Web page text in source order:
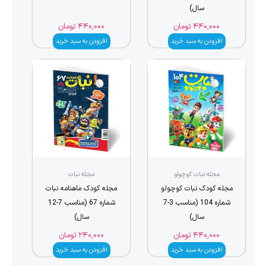
سال)
۴۴۰,۰۰۰ تومان
افزودن به سبد خرید
۴۴۰,۰۰۰ تومان
افزودن به سبد خرید
مجله نبات کوچولو
مجله کودک نبات کوچولو
شماره 104 (مناسب 3-7
سال)
۴۴۰,۰۰۰ تومان
افزودن به سبد خرید
مجله نبات
مجله کودک ماهنامه نبات
شماره 67 (مناسب 7-12
سال)
۲۴۰,۰۰۰ تومان
افزودن به سبد خرید